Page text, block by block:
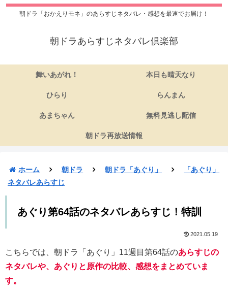
朝ドラ「おかえりモネ」のあらすじネタバレ・感想を最速でお届け！
朝ドラあらすじネタバレ倶楽部
舞いあがれ！ 本日も晴天なり
ひらり らんまん
あまちゃん 無料見逃し配信
朝ドラ再放送情報
ホーム 朝ドラ 朝ドラ「あぐり」
「あぐり」
ネタバレあらすじ
あぐり第64話のネタバレあらすじ！特訓
2021.05.19
こちらでは、朝ドラ「あぐり」11週目第64話のあらすじの
ネタバレや、あぐりと原作の比較、感想をまとめていま
す。